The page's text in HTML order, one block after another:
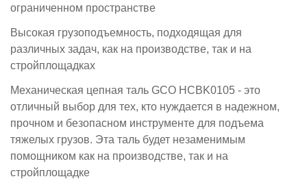
ограниченном пространстве
Высокая грузоподъемность, подходящая для
различных задач, как на производстве, так и на
стройплощадках
Механическая цепная таль GCO HCBK0105 - это
отличный выбор для тех, кто нуждается в надежном,
прочном и безопасном инструменте для подъема
тяжелых грузов. Эта таль будет незаменимым
помощником как на производстве, так и на
стройплощадке